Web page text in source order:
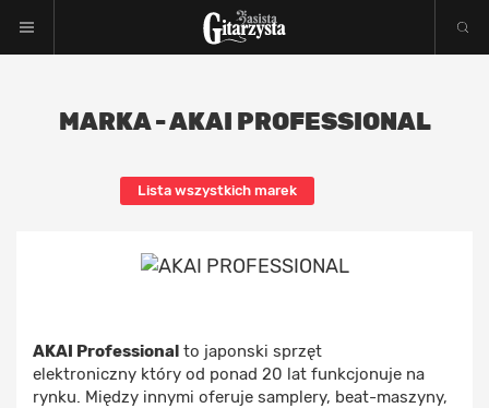
MARKA - AKAI PROFESSIONAL
Lista wszystkich marek
AKAI Professional to japonski sprzęt
elektroniczny który od ponad 20 lat funkcjonuje na
rynku. Między innymi oferuje samplery, beat-maszyny,